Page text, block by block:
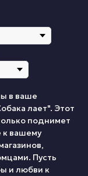
в ваше
лает". Этот
поднимет
к вашему
Пусть
и любви к